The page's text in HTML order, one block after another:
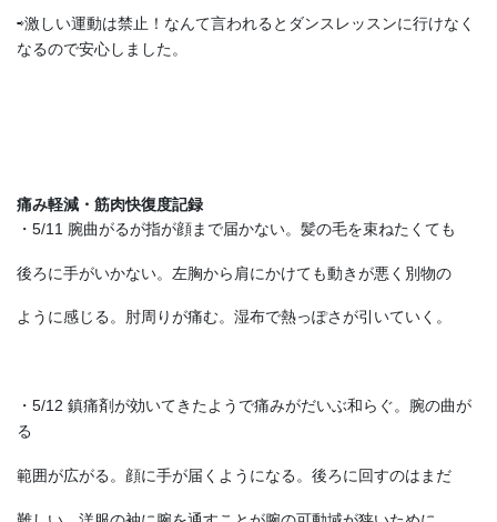
⇨激しい運動は禁止！なんて言われるとダンスレッスンに行けなく
なるので安心しました。
痛み軽減・筋肉快復度記録
・5/11 腕曲がるが指が顔まで届かない。髪の毛を束ねたくても
後ろに手がいかない。左胸から肩にかけても動きが悪く別物の
ように感じる。肘周りが痛む。湿布で熱っぽさが引いていく。
・5/12 鎮痛剤が効いてきたようで痛みがだいぶ和らぐ。腕の曲が
る
範囲が広がる。顔に手が届くようになる。後ろに回すのはまだ